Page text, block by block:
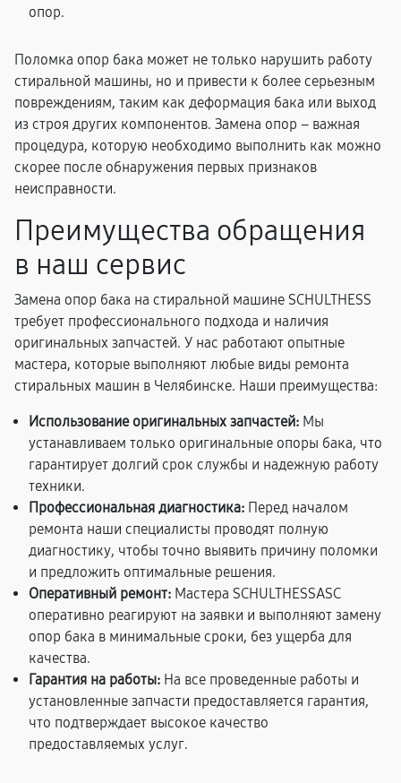
опор.
Поломка опор бака может не только нарушить работу
стиральной машины, но и привести к более серьезным
повреждениям, таким как деформация бака или выход
из строя других компонентов. Замена опор – важная
процедура, которую необходимо выполнить как можно
скорее после обнаружения первых признаков
неисправности.
Преимущества обращения
в наш сервис
Замена опор бака на стиральной машине SCHULTHESS
требует профессионального подхода и наличия
оригинальных запчастей. У нас работают опытные
мастера, которые выполняют любые виды ремонта
стиральных машин в Челябинске. Наши преимущества:
Использование оригинальных запчастей: Мы
устанавливаем только оригинальные опоры бака, что
гарантирует долгий срок службы и надежную работу
техники.
Профессиональная диагностика: Перед началом
ремонта наши специалисты проводят полную
диагностику, чтобы точно выявить причину поломки
и предложить оптимальные решения.
Оперативный ремонт: Мастера SCHULTHESSASC
оперативно реагируют на заявки и выполняют замену
опор бака в минимальные сроки, без ущерба для
качества.
Гарантия на работы: На все проведенные работы и
установленные запчасти предоставляется гарантия,
что подтверждает высокое качество
предоставляемых услуг.